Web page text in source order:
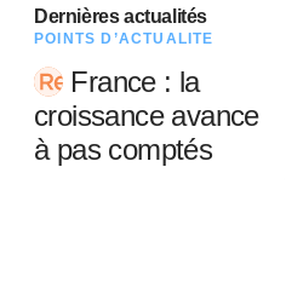
Dernières actualités
POINTS D’ACTUALITÉ
France : la
croissance avance
à pas comptés